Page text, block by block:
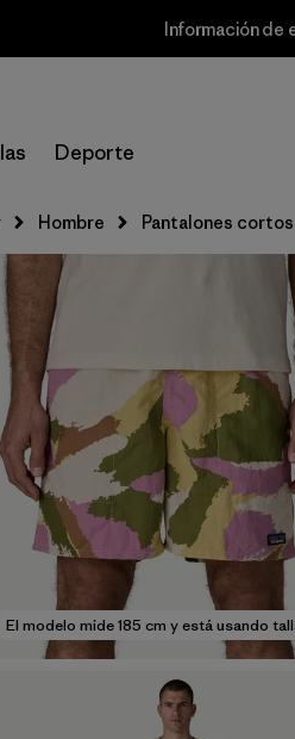
Información de
Deporte
Hombre Pantalones cortos
El modelo mide 185 cm y está usando